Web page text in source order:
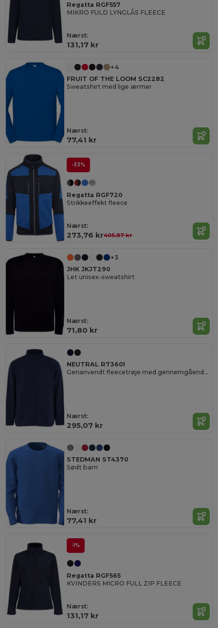
Regatta RGF557
MIKRO FULD LYNGLÅS FLEECE
Nærst:
131,17 kr
+4
FRUIT OF THE LOOM SC2282
Sweatshirt med lige ærmer
Nærst:
77,41 kr
-33%
Regatta RGF720
Strikkeeffekt fleece
Nærst:
273,76 kr405,87 kr
+3
JHK JKJT290
Let unisex-sweatshirt
Nærst:
71,80 kr
NEUTRAL R73601
Genanvendt fleecetrøje med gennemgående lynlås
Nærst:
295,07 kr
STEDMAN ST4370
Sødt barn
Nærst:
77,41 kr
-1%
Regatta RGF565
KVINDERS MICRO FULL ZIP FLEECE
Nærst:
131,17 kr